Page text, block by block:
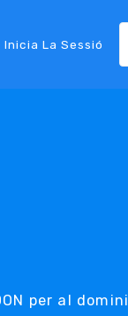
Inicia La Sessió
per al domini